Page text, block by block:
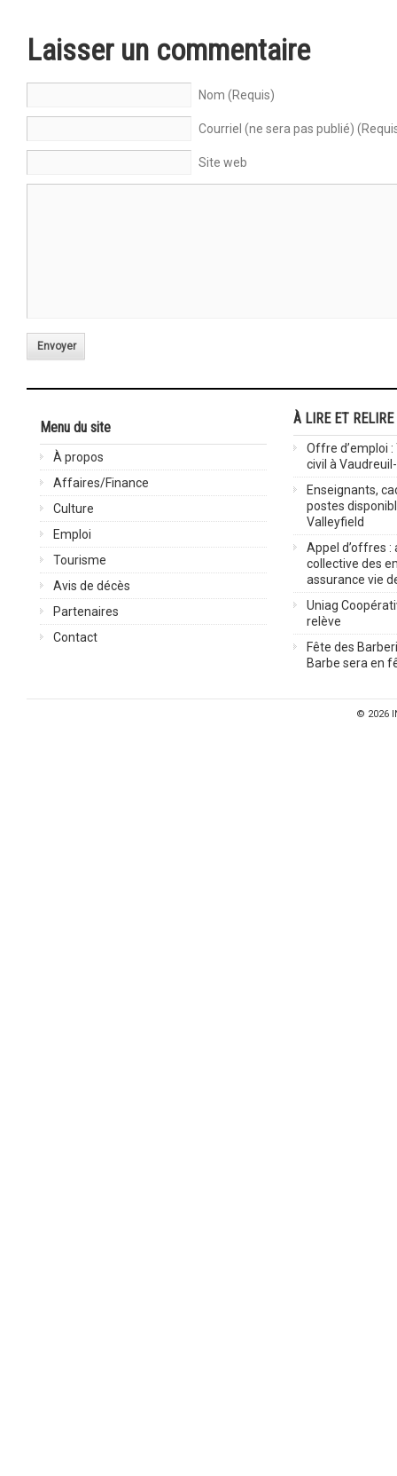
Laisser un commentaire
Nom (Requis)
Courriel (ne sera pas publié)
Site web
Envoyer
Menu du site
À propos
Affaires/Finance
Culture
Emploi
Tourisme
Avis de décès
Partenaires
Contact
À LIRE ET RELIRE
Offre d’emploi
civil à
Enseignants,
postes
Valleyfield
Appel d’offres :
collective des
assurance vie
Uniag
relève
Fête des
Barbe sera en
© 2026